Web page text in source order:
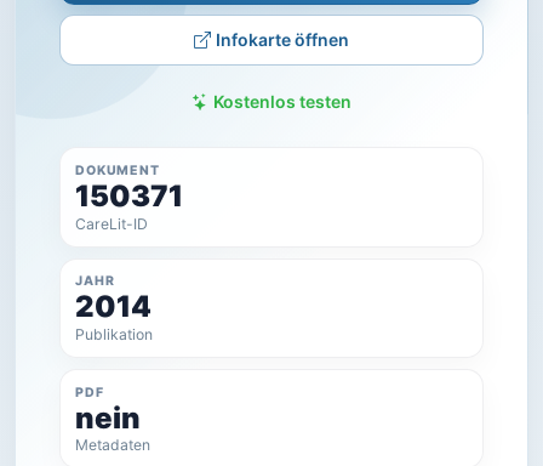
Infokarte öffnen
Kostenlos testen
DOKUMENT
150371
CareLit-ID
JAHR
2014
Publikation
PDF
nein
Metadaten